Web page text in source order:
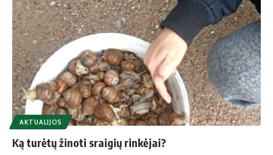
AKTUALIJOS
Ką turėtų žinoti sraigių rinkėjai?